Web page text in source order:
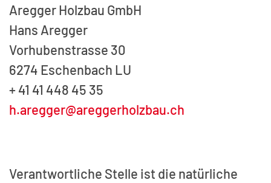
Aregger Holzbau GmbH
Hans Aregger
Vorhubenstrasse 30
6274 Eschenbach LU
+ 41 41 448 45 35
h.aregger@areggerholzbau.ch
Verantwortliche Stelle ist die natürliche